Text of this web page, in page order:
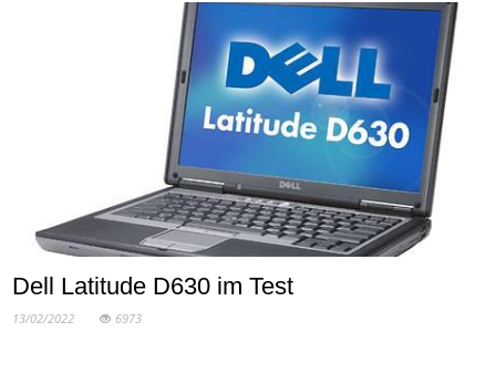
Dell Latitude D630 im Test
13/02/2022 6973